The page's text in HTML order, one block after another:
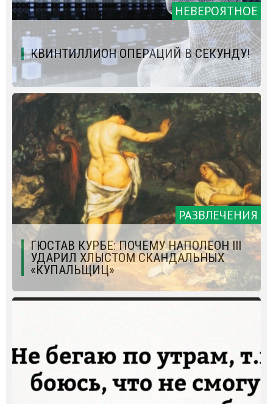
НЕВЕРОЯТНОЕ
КВИНТИЛЛИОН ОПЕРАЦИЙ В СЕКУНДУ!
РАЗВЛЕЧЕНИЯ
ГЮСТАВ КУРБЕ: ПОЧЕМУ НАПОЛЕОН ІІІ
УДАРИЛ ХЛЫСТОМ СКАНДАЛЬНЫХ
«КУПАЛЬЩИЦ»